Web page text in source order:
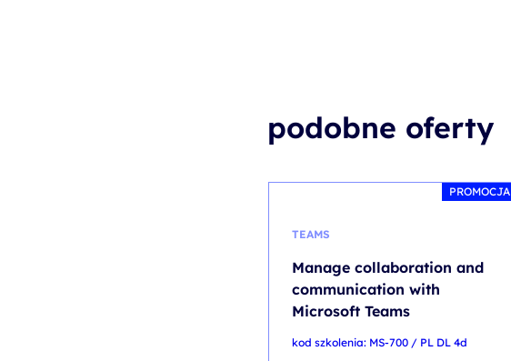
podobne oferty
PROMOCJA
TEAMS
Manage collaboration and
communication with
Microsoft Teams
kod szkolenia: MS-700 / PL DL 4d